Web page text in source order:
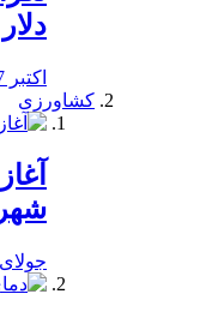
دلار 11 400
اکتبر 17, 2019
کشاورزی
جولای 1, 2020